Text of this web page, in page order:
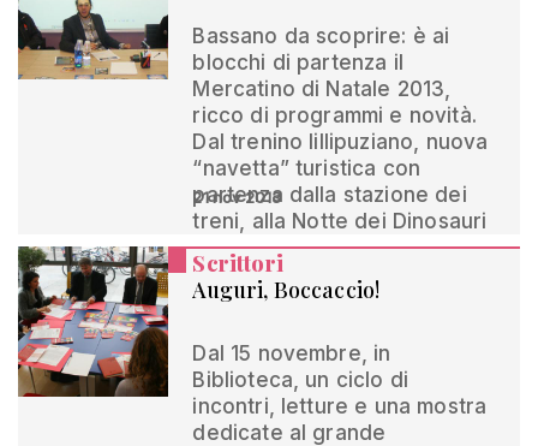
Bassano da scoprire: è ai
blocchi di partenza il
Mercatino di Natale 2013,
ricco di programmi e novità.
Dal trenino lillipuziano, nuova
“navetta” turistica con
partenza dalla stazione dei
treni, alla Notte dei Dinosauri
21 nov 2013
Scrittori
Auguri, Boccaccio!
Dal 15 novembre, in
Biblioteca, un ciclo di
incontri, letture e una mostra
dedicate al grande